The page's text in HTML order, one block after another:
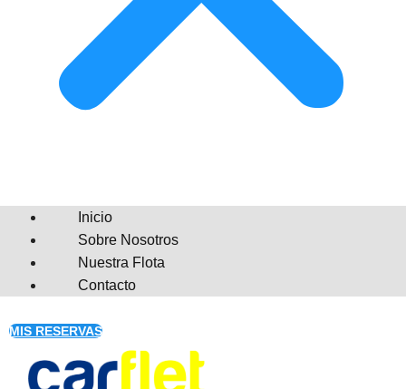
Inicio
Sobre Nosotros
Nuestra Flota
Contacto
MIS RESERVAS